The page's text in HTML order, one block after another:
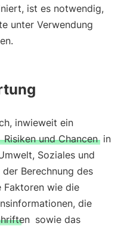
ist es notwendig,
unter Verwendung
inwieweit ein
Risiken und Chancen in
Soziales und
Berechnung des
Faktoren wie die
die
sowie das